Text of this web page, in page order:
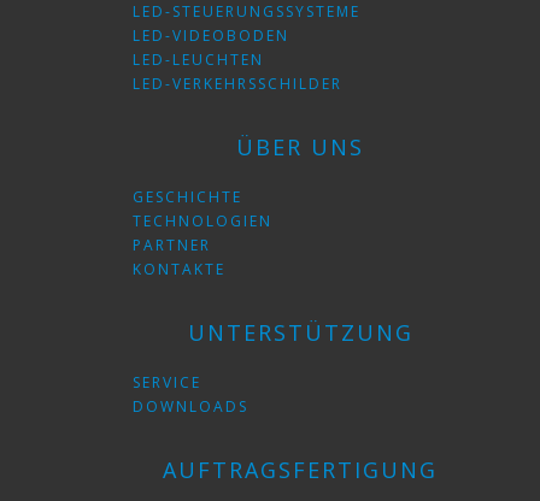
LED-STEUERUNGSSYSTEME
LED-VIDEOBODEN
LED-LEUCHTEN
LED-VERKEHRSSCHILDER
ÜBER UNS
GESCHICHTE
TECHNOLOGIEN
PARTNER
KONTAKTE
UNTERSTÜTZUNG
SERVICE
DOWNLOADS
AUFTRAGSFERTIGUNG